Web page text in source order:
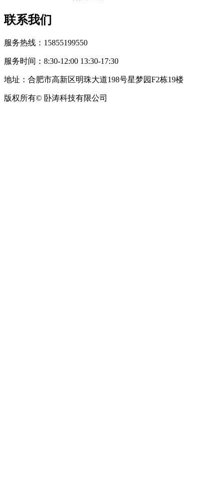
联系我们
服务热线：15855199550
服务时间：8:30-12:00 13:30-17:30
地址：合肥市高新区明珠大道198号星梦园F2栋19楼
版权所有© 卧涛科技有限公司